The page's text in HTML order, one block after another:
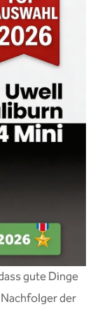
gute Dinge
der